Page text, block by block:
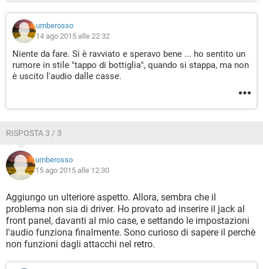
umberosso
14 ago 2015 alle 22:32
Niente da fare. Si è ravviato e speravo bene ... ho sentito un
rumore in stile "tappo di bottiglia", quando si stappa, ma non
è uscito l'audio dalle casse.
RISPOSTA 3 / 3
umberosso
15 ago 2015 alle 12:30
Aggiungo un ulteriore aspetto. Allora, sembra che il
problema non sia di driver. Ho provato ad inserire il jack al
front panel, davanti al mio case, e settando le impostazioni
l'audio funziona finalmente. Sono curioso di sapere il perchè
non funzioni dagli attacchi nel retro.